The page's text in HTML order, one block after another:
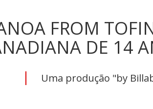
FROM
DE 14
Uma produção "by